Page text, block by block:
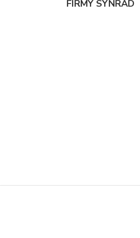
FIRMY SYNRAD